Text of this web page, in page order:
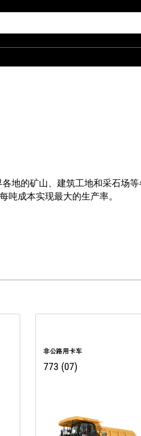
地的矿山、建筑工地和采石场
成本实现最大的生产率。
非公路用卡车
773 (07)